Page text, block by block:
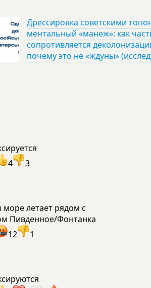
Дрессировка советскими
ментальный «манеж»: как
сопротивляется
почему это не «ждуны»
4 3
море летает рядом с
Пивденное/Фонтанка
12 1